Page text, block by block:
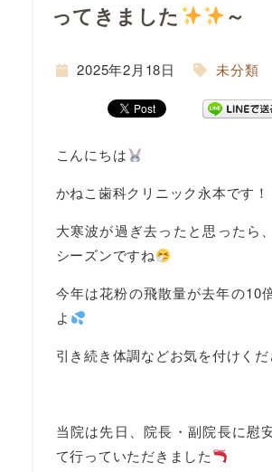
ってきました
～
2025年2月18日 未分類
こんにちは
かねこ歯科クリニック永本です！
大寒波が過ぎ去ったと思ったら
シーズンですね
今年は花粉の飛散量が去年の10
よ
引き続き体調などお気を付けくだ
当院は先日、院長・副院長に慰
て行っていただきました